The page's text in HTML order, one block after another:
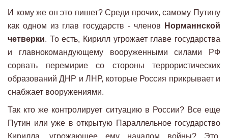
И кому же он это пишет? Среди прочих, самому Путину
как одном из глав государств - членов
Норманнской
четверки. То есть, Кирилл угрожает главе государства
и главнокомандующему вооруженными силами РФ
сорвать перемирие со стороны террористических
образований ДНР и ЛНР, которые Россия прикрывает и
снабжает вооружениями.
Так кто же контролирует ситуацию в России? Все еще
Путин или уже в открытую Параллельное государство